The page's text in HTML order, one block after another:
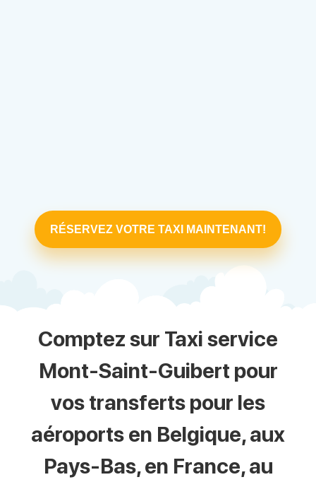
RÉSERVEZ VOTRE TAXI MAINTENANT!
Comptez sur Taxi service
Mont-Saint-Guibert pour
vos transferts pour les
aéroports en Belgique, aux
Pays-Bas, en France, au